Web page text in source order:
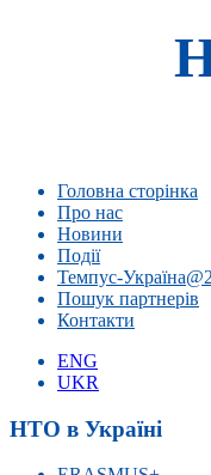
Головна сторінка
Про нас
Новини
Події
Темпус-
Пошук партнерів
Контакти
ENG
UKR
НТО в Україні